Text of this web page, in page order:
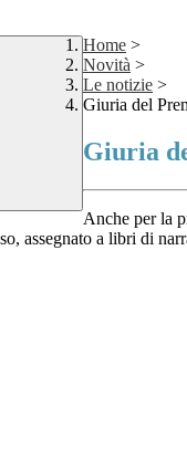
Home >
Novità >
Le notizie >
Giuria del
Giuria
Anche per la
assegnato a libri di